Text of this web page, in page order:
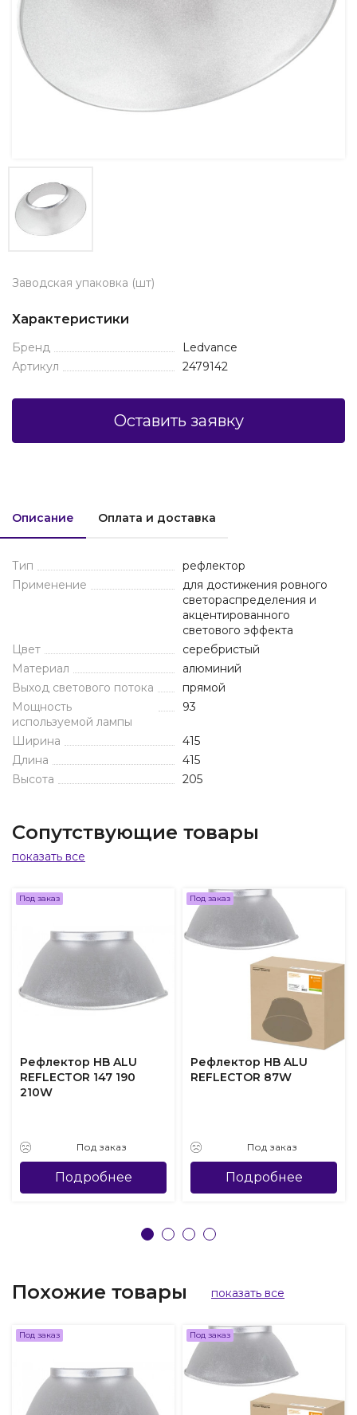
Заводская упаковка (шт)
Характеристики
Бренд
Ledvance
Артикул
2479142
Оставить заявку
Описание Оплата и доставка
Тип
рефлектор
Применение
для достижения ровного
светораспределения и
акцентированного
светового эффекта
Цвет
серебристый
Материал
алюминий
Выход светового потока
прямой
Мощность
используемой лампы
93
Ширина
415
Длина
415
Высота
205
Сопутствующие товары
показать все
Под заказ
Рефлектор HB ALU
REFLECTOR 147 190
210W
Под заказ
Подробнее
Под заказ
Рефлектор HB ALU
REFLECTOR 87W
Под заказ
Подробнее
Похожие товары показать все
Под заказ Под заказ